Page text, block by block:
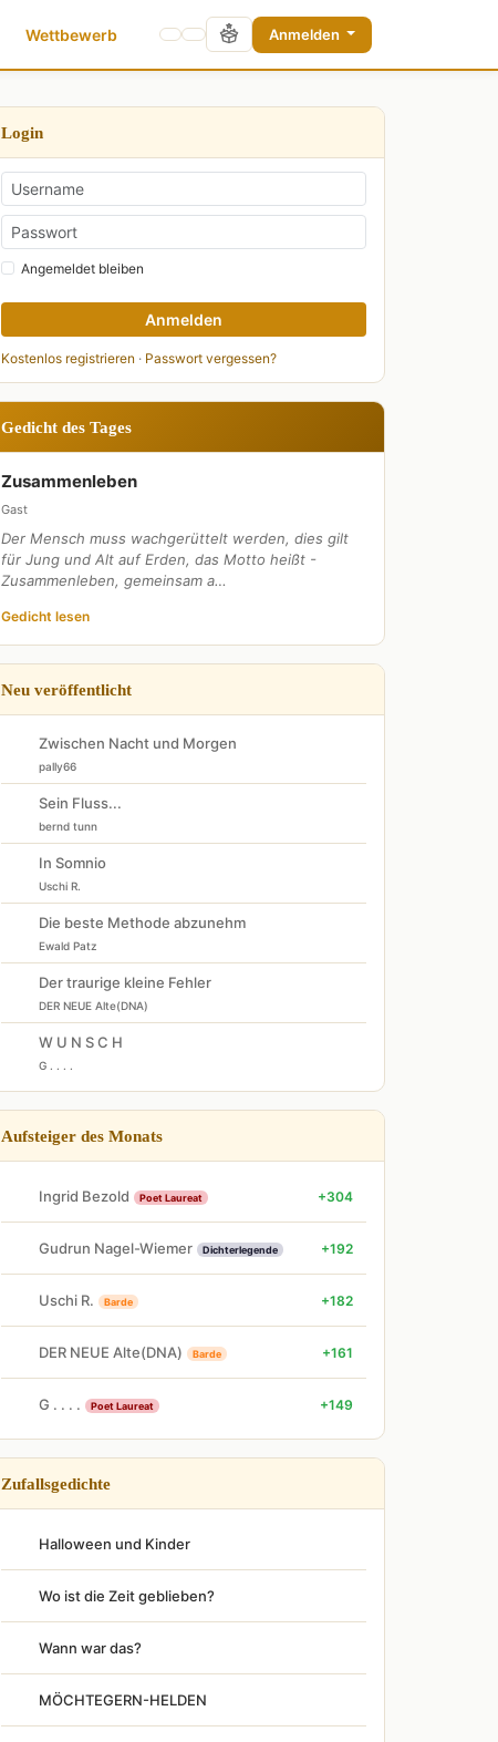
Wettbewerb Anmelden
Login
Angemeldet bleiben
Anmelden
Kostenlos registrieren · Passwort vergessen?
Gedicht des Tages
Zusammenleben
Gast
Der Mensch muss wachgerüttelt werden, dies gilt
für Jung und Alt auf Erden, das Motto heißt -
Zusammenleben, gemeinsam a…
Gedicht lesen
Neu veröffentlicht
Zwischen Nacht und Morgen
pally66
Sein Fluss...
bernd tunn
In Somnio
Uschi R.
Die beste Methode abzunehm
Ewald Patz
Der traurige kleine Fehler
DER NEUE Alte(DNA)
W U N S C H
G . . . .
Aufsteiger des Monats
Ingrid Bezold Poet Laureat +304
Gudrun Nagel-Wiemer Dichterlegende +192
Uschi R. Barde +182
DER NEUE Alte(DNA) Barde +161
G . . . . Poet Laureat +149
Zufallsgedichte
Halloween und Kinder
Wo ist die Zeit geblieben?
Wann war das?
MÖCHTEGERN-HELDEN